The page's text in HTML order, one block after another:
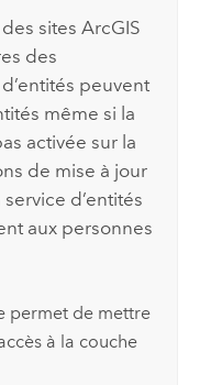
des sitesArcGIS
des
peuvent
même si la
activée sur la
de mise à jour
d’entités
aux personnes
permet de mettre
à la couche